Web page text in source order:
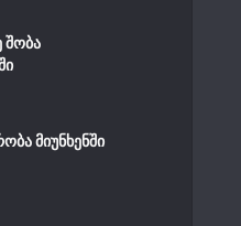
შობა
მიუნხენში